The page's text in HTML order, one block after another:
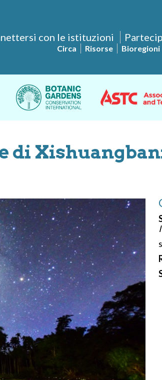
con le istituzioni
Circa Risorse Bioregioni